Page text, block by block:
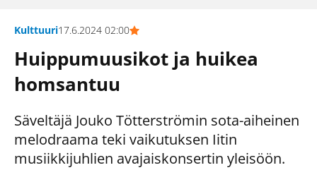
Kulttuuri17.6.2024 02:00
Huippumuusikot ja huikea
homsantuu
Säveltäjä Jouko Tötterströmin sota-aiheinen
melodraama teki vaikutuksen Iitin
musiikkijuhlien avajaiskonsertin yleisöön.